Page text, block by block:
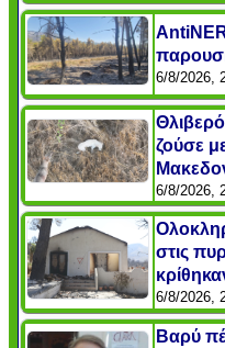
6/8/2026,
ζούσε
6/8/2026,
στις
6/8/2026,
Βαρύ